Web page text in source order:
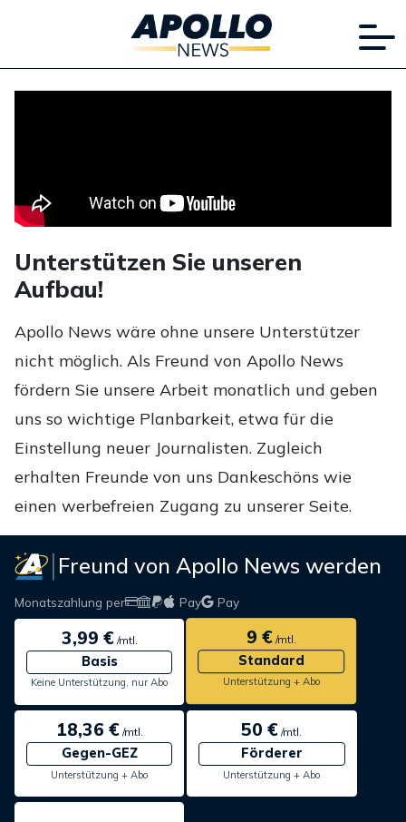
Unterstützen Sie unseren
Aufbau!
Apollo News wäre ohne unsere Unterstützer
nicht möglich. Als Freund von Apollo News
fördern Sie unsere Arbeit monatlich und geben
uns so wichtige Planbarkeit, etwa für die
Einstellung neuer Journalisten. Zugleich
erhalten Freunde von uns Dankeschöns wie
einen werbefreien Zugang zu unserer Seite.
Freund von Apollo News werden
Monatszahlung per Pay Pay
3,99 €/mtl.
Basis
Keine Unterstützung, nur Abo
9 €/mtl.
Standard
Unterstützung + Abo
18,36 €/mtl.
Gegen-GEZ
Unterstützung + Abo
50 € /mtl.
Förderer
Unterstützung + Abo